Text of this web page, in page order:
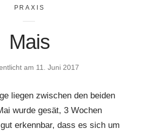
PRAXIS
Mais
am 11. Juni 2017
liegen zwischen den beiden
wurde gesät, 3 Wochen
erkennbar, dass es sich um